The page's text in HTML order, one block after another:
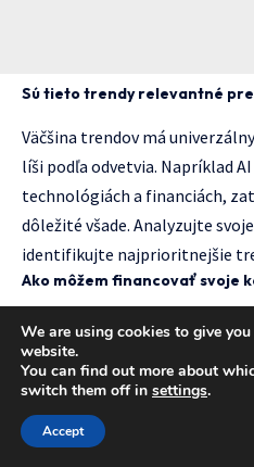
Sú tieto trendy relevantné
Väčšina trendov má
líši podľa odvetvia. Napríklad
technológiách a financiách,
dôležité všade. Analyzujte
identifikujte najprioritnejšie
Ako môžem financovať svoje
Existuje množstvo možností:
firemné vzdelávacie programy,
daňové odpočty na
investovanie malých súm
sú dostupné zadarmo alebo za
We are using cookies to give
website.
You can find out more about
switch them off in settings.
Accept